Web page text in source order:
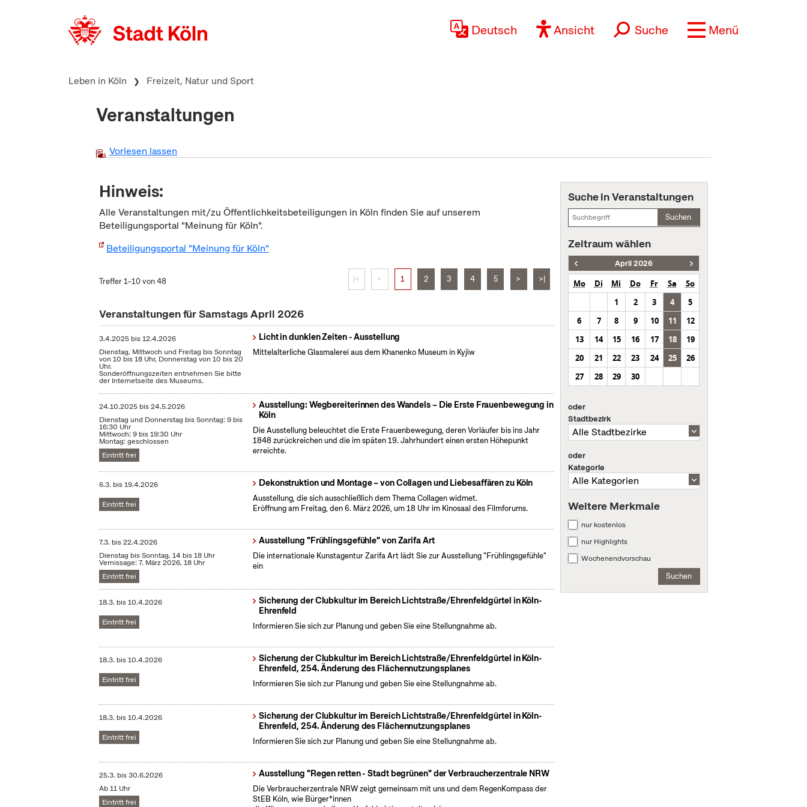
Deutsch Ansicht Suche Menü
Leben in Köln Freizeit, Natur und Sport
Veranstaltungen
Vorlesen lassen
Hinweis:
Alle Veranstaltungen mit/zu Öffentlichkeitsbeteiligungen in Köln finden Sie auf unserem
Beteiligungsportal "Meinung für Köln".
Beteiligungsportal "Meinung für Köln"
Treffer 1–10 von 48 |< < 1 2 3 4 5 > >|
Veranstaltungen für Samstags April 2026
3.4.2025 bis12.4.2026
Dienstag, Mittwoch und Freitag bis Sonntag
von 10 bis 18 Uhr, Donnerstag von 10 bis 20
Uhr.
Sonderöffnungszeiten entnehmen Sie bitte
der Internetseite des Museums.
Licht in dunklen Zeiten - Ausstellung
Mittelalterliche Glasmalerei aus dem Khanenko Museum in Kyjiw
24.10.2025 bis24.5.2026
Dienstag und Donnerstag bis Sonntag: 9 bis
16:30 Uhr
Mittwoch: 9 bis 19:30 Uhr
Montag: geschlossen
Eintritt frei
Ausstellung: Wegbereiterinnen des Wandels – Die Erste Frauenbewegung in
Köln
Die Ausstellung beleuchtet die Erste Frauenbewegung, deren Vorläufer bis ins Jahr
1848 zurückreichen und die im späten 19. Jahrhundert einen ersten Höhepunkt
erreichte.
6.3. bis19.4.2026
Eintritt frei
Dekonstruktion und Montage – von Collagen und Liebesaffären zu Köln
Ausstellung, die sich ausschließlich dem Thema Collagen widmet.
Eröffnung am Freitag, den 6. März 2026, um 18 Uhr im Kinosaal des Filmforums.
7.3. bis22.4.2026
Dienstag bis Sonntag, 14 bis 18 Uhr
Vernissage: 7. März 2026, 18 Uhr
Eintritt frei
Ausstellung "Frühlingsgefühle" von Zarifa Art
Die internationale Kunstagentur Zarifa Art lädt Sie zur Ausstellung "Frühlingsgefühle"
ein
18.3. bis10.4.2026
Eintritt frei
Sicherung der Clubkultur im Bereich Lichtstraße/Ehrenfeldgürtel in Köln-
Ehrenfeld
Informieren Sie sich zur Planung und geben Sie eine Stellungnahme ab.
18.3. bis10.4.2026
Eintritt frei
Sicherung der Clubkultur im Bereich Lichtstraße/Ehrenfeldgürtel in Köln-
Ehrenfeld, 254. Änderung des Flächennutzungsplanes
Informieren Sie sich zur Planung und geben Sie eine Stellungnahme ab.
18.3. bis10.4.2026
Eintritt frei
Sicherung der Clubkultur im Bereich Lichtstraße/Ehrenfeldgürtel in Köln-
Ehrenfeld, 254. Änderung des Flächennutzungsplanes
Informieren Sie sich zur Planung und geben Sie eine Stellungnahme ab.
25.3. bis30.6.2026
Ab 11 Uhr
Eintritt frei
Ausstellung "Regen retten - Stadt begrünen" der Verbraucherzentrale NRW
Die Verbraucherzentrale NRW zeigt gemeinsam mit uns und dem RegenKompass der
StEB Köln, wie Bürger*innen
Suche in Veranstaltungen
Suchen
Zeitraum wählen
April 2026
Mo Di Mi Do Fr Sa
So
1
2 3 4
5
6
7 8 9 10 11
12
13
14 15 16 17 18
19
20
21 22 23 24 25
26
27
28 29 30
oder
Stadtbezirk
oder
Kategorie
Weitere Merkmale
nur kostenlos
nur Highlights
Wochenendvorschau
Suchen